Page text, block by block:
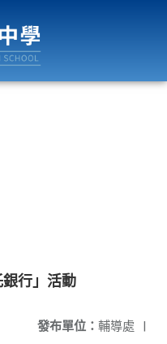
行」活動
發布單位： 輔導處 |